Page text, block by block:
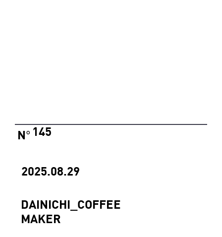
2025.08.29
DAINICHI_COFFEE
MAKER
145
N°